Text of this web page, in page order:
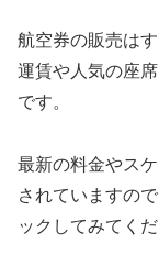
航空券の販売は
運賃や人気の座
です。
最新の料金やス
されていますの
ックしてみてくだ